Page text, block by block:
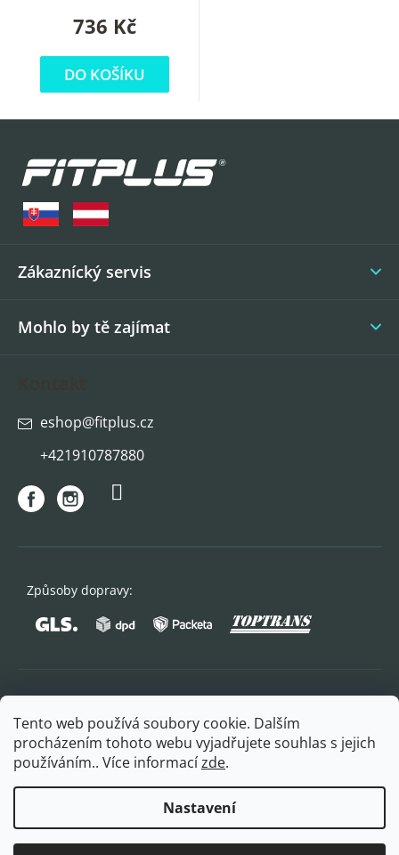
Tento web používá soubory cookie. Dalším
procházením tohoto webu vyjadřujete souhlas s jejich
používáním.. Více informacízde.
Nastavení
736 Kč
DO KOŠÍKU
Zákaznícký servis
Mohlo by tě zajímat
eshop@fitplus.cz
+421910787880
Způsoby dopravy:
Copyright 2026FITPLUS. Všechna práva vyhrazena.